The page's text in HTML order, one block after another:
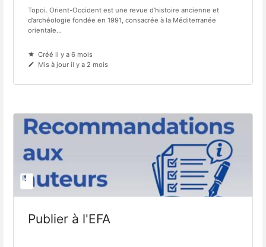
Topoi. Orient-Occident est une revue d’histoire ancienne et
d’archéologie fondée en 1991, consacrée à la Méditerranée
orientale...
Créé il y a 6 mois
Mis à jour il y a 2 mois
Publier à l'EFA